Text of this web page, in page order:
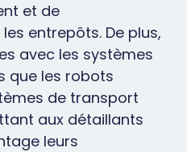
et de
entrepôts. De plus,
avec les systèmes
que les robots
de transport
aux détaillants
leurs